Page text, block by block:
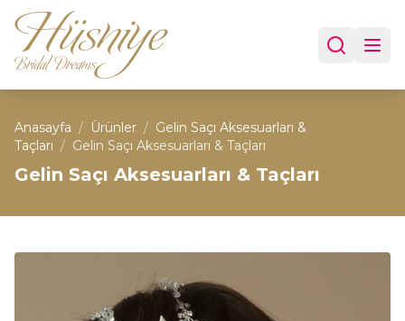
Anasayfa / Ürünler / Gelin Saçı Aksesuarları &
Taçları / Gelin Saçı Aksesuarları & Taçları
Gelin Saçı Aksesuarları & Taçları